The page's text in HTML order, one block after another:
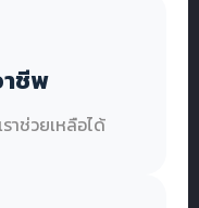
ชีพ
าช่วยเหลือได้